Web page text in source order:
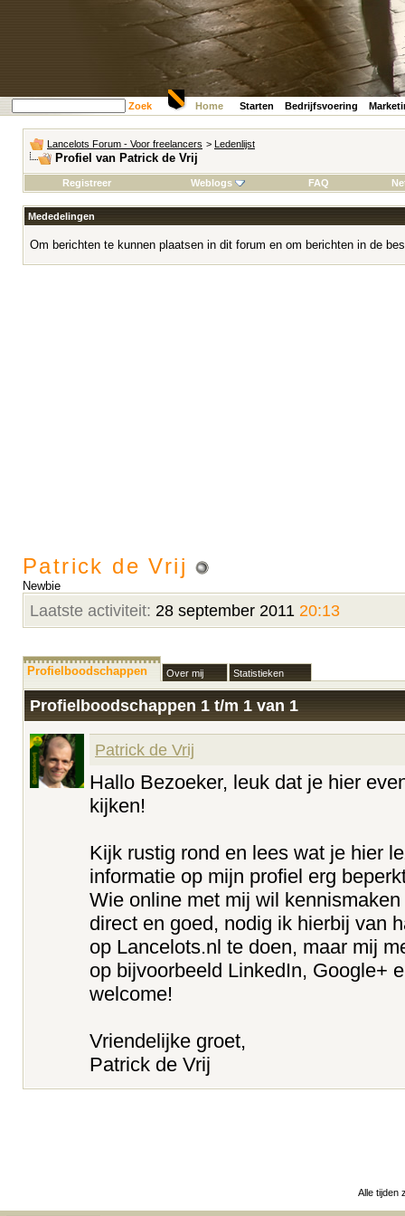
Zoek Home Starten Bedrijfsvoering
Lancelots Forum - Voor freelancers > Ledenlijst
Profiel van Patrick de Vrij
Registreer Weblogs FAQ
Mededelingen
Om berichten te kunnen plaatsen in dit forum en om berichten in de
Patrick de Vrij
Newbie
Laatste activiteit: 28 september 2011 20:13
Profielboodschappen Over mij Statistieken
Profielboodschappen 1 t/m 1 van 1
Patrick de Vrij
Hallo Bezoeker, leuk dat je hier
kijken!
Kijk rustig rond en lees wat je hier
informatie op mijn profiel erg
Wie online met mij wil
direct en goed, nodig ik hierbij van
op Lancelots.nl te doen, maar mij
op bijvoorbeeld LinkedIn, Google+
welcome!
Vriendelijke groet,
Patrick de Vrij
Alle tijden